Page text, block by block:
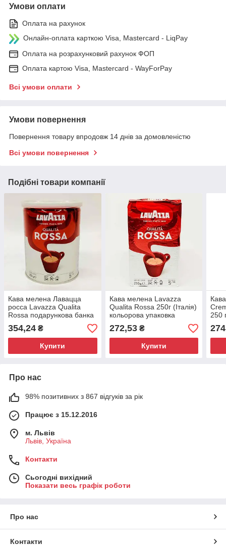
Умови оплати
Оплата на рахунок
Онлайн-оплата карткою Visa, Mastercard - LiqPay
Оплата на розрахунковий рахунок ФОП
Оплата картою Visa, Mastercard - WayForPay
Всі умови оплати
Умови повернення
Повернення товару впродовж 14 днів за домовленістю
Всі умови повернення
Подібні товари компанії
Кава мелена Лавацца
росса Lavazza Qualita
Rossa подарункова банка
250 г Італія
354,24 ₴
Купити
Кава мелена Lavazza
Qualita Rossa 250г (Італія)
кольорова упаковка
272,53₴
Купити
250
Про нас
98% позитивних з 867 відгуків за рік
Працює з 15.12.2016
м. Львів
Львів, Україна
Контакти
Сьогодні вихідний
Показати весь графік роботи
Про нас
Контакти